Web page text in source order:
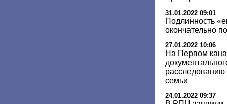
31.01.2022 09:01
Подлинность
окончательно
27.01.2022 10:06
На Первом
расследованию
семьи
24.01.2022 09:37